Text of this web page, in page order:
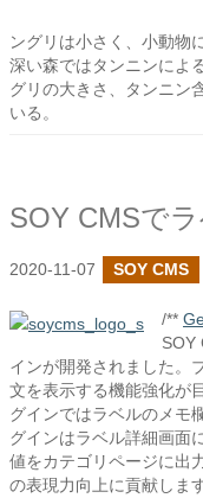
ングリは小さく、小動物
深い森ではタンニンによ
グリの大きさ、タンニン
いる。
2020-11-07 SOY CMS
/**
SOY
インが開発されました。
文を表示する機能強化が
グインではラベルのメモ
グインはラベル詳細画面
値をカテゴリページに出
の表現力向上に貢献しま